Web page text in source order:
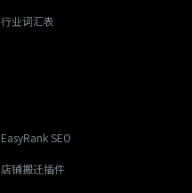
行业词汇表
EasyRank SEO
店铺搬迁插件